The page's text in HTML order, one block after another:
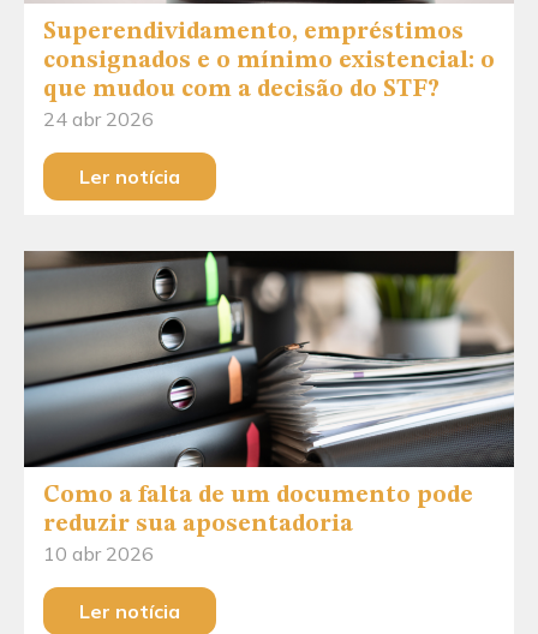
Superendividamento, empréstimos
consignados e o mínimo existencial: o
que mudou com a decisão do STF?
24 abr 2026
Ler notícia
Como a falta de um documento pode
reduzir sua aposentadoria
10 abr 2026
Ler notícia